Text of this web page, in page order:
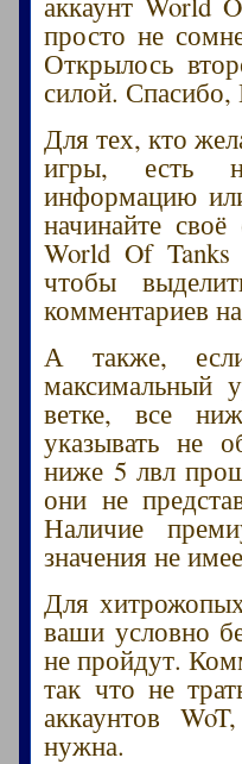
просто не
Открылось
силой.
Для тех, кто
игры, есть
информацию
начинайте
World Of
чтобы
комментариев
А также,
максимальный
ветке, все
указывать не
ниже 5 лвл
они не
Наличие
значения не
Для
ваши условно
не пройдут.
так что не
аккаунтов
нужна.